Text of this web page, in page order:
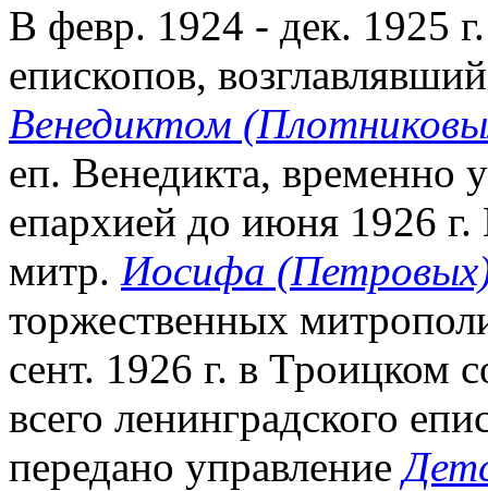
В февр. 1924 - дек. 1925
епископов,
Венедиктом
еп. Венедикта, временно
епархией до июня 1926
митр. Иосифа
торжественных
сент. 1926 г. в Троицком
всего ленинградского
передано управление